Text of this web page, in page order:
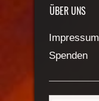
ÜBER UNS
Impressum
Spenden